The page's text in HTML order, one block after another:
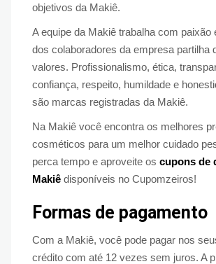
objetivos da Makiê.
A equipe da Makiê trabalha com paixão
dos colaboradores da empresa partilha
valores. Profissionalismo, ética,
confiança, respeito, humildade e
são marcas registradas da Makiê.
Na Makiê você encontra os melhores
cosméticos para um melhor cuidado
perca tempo e aproveite os cupons de
Makiê disponíveis no Cupomzeiros!
Formas de pagamento
Com a Makiê, você pode pagar nos
crédito com até 12 vezes sem juros. A